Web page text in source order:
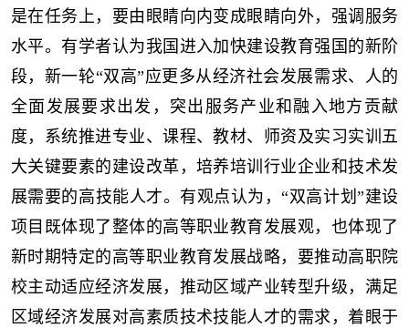
是在任务上，要由眼睛向内变成眼睛向外，强调服务
水平。有学者认为我国进入加快建设教育强国的新阶
段，新一轮“双高”应更多从经济社会发展需求、人的
全面发展要求出发，突出服务产业和融入地方贡献
度，系统推进专业、课程、教材、师资及实习实训五
大关键要素的建设改革，培养培训行业企业和技术发
展需要的高技能人才。有观点认为，“双高计划”建设
项目既体现了整体的高等职业教育发展观，也体现了
新时期特定的高等职业教育发展战略，要推动高职院
校主动适应经济发展，推动区域产业转型升级，满足
区域经济发展对高素质技术技能人才的需求，着眼于